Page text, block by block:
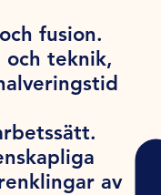
fusion.
och teknik,
av